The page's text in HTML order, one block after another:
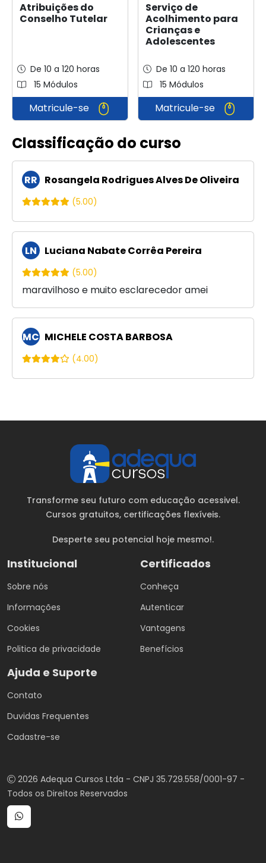
Atribuições do
Conselho Tutelar
De 10 a 120 horas
15 Módulos
Matricule-se
Serviço de
Acolhimento para
Crianças e
Adolescentes
De 10 a 120 horas
15 Módulos
Matricule-se
Classificação do curso
RR Rosangela Rodrigues Alves De Oliveira
(5.00)
LN Luciana Nabate Corrêa Pereira
(5.00)
maravilhoso e muito esclarecedor amei
MC MICHELE COSTA BARBOSA
(4.00)
Transforme seu futuro com educação acessivel.
Cursos gratuitos, certificações flexíveis.
Desperte seu potencial hoje mesmo!.
Institucional
Sobre nós
Informações
Cookies
Politica de privacidade
Certificados
Conheça
Autenticar
Vantagens
Benefícios
Ajuda e Suporte
Contato
Duvidas Frequentes
Cadastre-se
2026 Adequa Cursos Ltda - CNPJ 35.729.558/0001-97 -
Todos os Direitos Reservados